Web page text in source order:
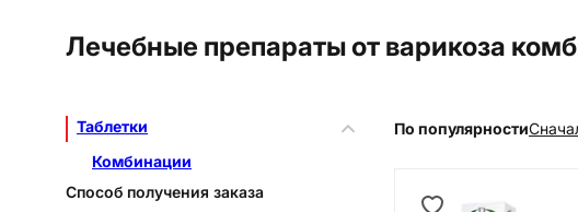
Лечебные препараты от варикоза
Таблетки
Комбинации
Способ получения заказа
По популярности